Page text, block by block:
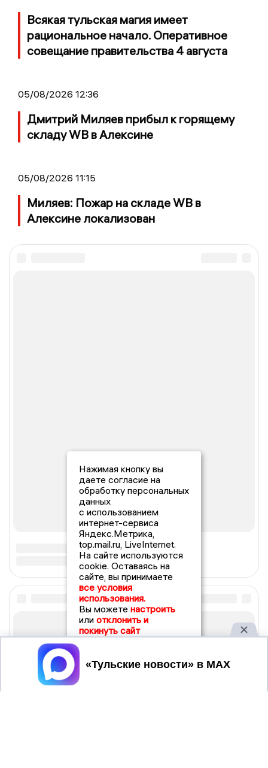
Всякая тульская магия имеет
рациональное начало. Оперативное
совещание правительства 4 августа
05/08/2026 12:36
Дмитрий Миляев прибыл к горящему
складу WB в Алексине
05/08/2026 11:15
Миляев: Пожар на складе WB в
Алексине локализован
Нажимая кнопку вы
даете согласие на
обработку персональных
данных
с использованием
интернет-сервиса
Яндекс.Метрика,
top.mail.ru, LiveInternet.
На сайте используются
cookie. Оставаясь на
сайте, вы принимаете
все условия
использования.
Вы можете настроить
или отклонить и
покинуть сайт
Принять